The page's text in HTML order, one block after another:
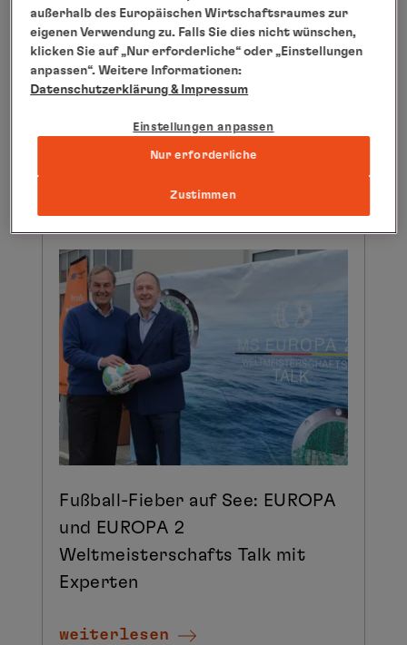
EUROPA 2 Hauptkatalog
zwei innovativen Titelvarianten
Fußball-Fieber auf See: EUROPA
und EUROPA 2
Weltmeisterschafts Talk mit
Experten
weiterlesen
24.02.2014
außerhalb des Europäischen Wirtschaftsraumes zur
eigenen Verwendung zu. Falls Sie dies nicht wünschen,
klicken Sie auf „Nur erforderliche“ oder „Einstellungen
anpassen“. Weitere Informationen:
Datenschutzerklärung & Impressum
Einstellungen anpassen
Nur erforderliche
Zustimmen